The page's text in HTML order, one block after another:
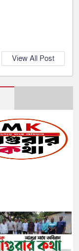
View All Post